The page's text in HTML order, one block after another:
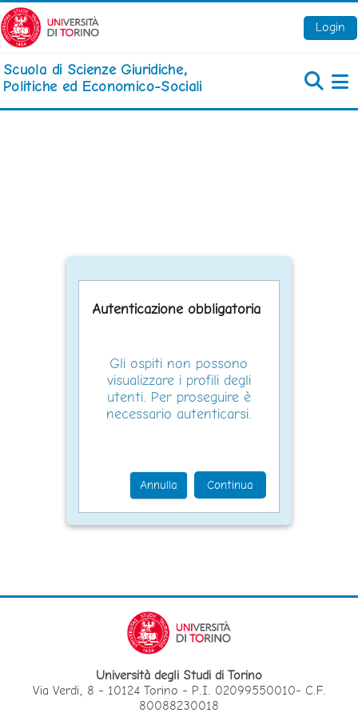
Vai al contenuto principale
Login
Scuola di Scienze Giuridiche,
Politiche ed Economico-Sociali
Autenticazione obbligatoria
Gli ospiti non possono
visualizzare i profili degli
utenti. Per proseguire è
necessario autenticarsi.
Annulla Continua
Università degli Studi di Torino
Via Verdi, 8 - 10124 Torino - P.I. 02099550010- C.F.
80088230018